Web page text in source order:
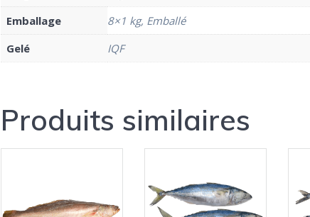
Emballage
8×1 kg, Emballé
Gelé
IQF
Produits similaires